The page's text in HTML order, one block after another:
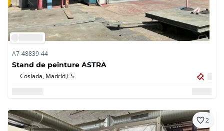
A7-48839-44
Stand de peinture ASTRA
Coslada, Madrid,ES
2